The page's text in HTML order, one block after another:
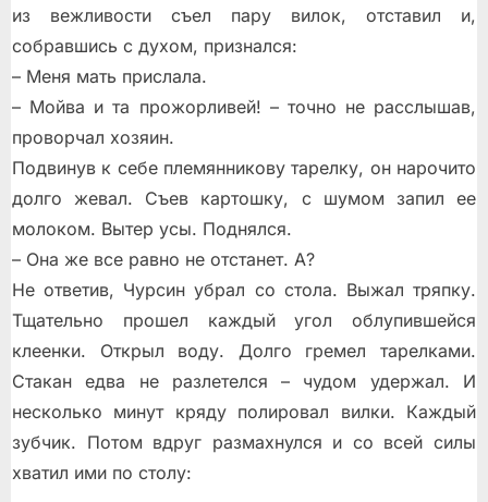
из вежливости съел пару вилок, отставил и,
собравшись с духом, признался:
– Меня мать прислала.
– Мойва и та прожорливей! – точно не расслышав,
проворчал хозяин.
Подвинув к себе племянникову тарелку, он нарочито
долго жевал. Съев картошку, с шумом запил ее
молоком. Вытер усы. Поднялся.
– Она же все равно не отстанет. А?
Не ответив, Чурсин убрал со стола. Выжал тряпку.
Тщательно прошел каждый угол облупившейся
клеенки. Открыл воду. Долго гремел тарелками.
Стакан едва не разлетелся – чудом удержал. И
несколько минут кряду полировал вилки. Каждый
зубчик. Потом вдруг размахнулся и со всей силы
хватил ими по столу: